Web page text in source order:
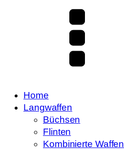
Home
Langwaffen
Büchsen
Flinten
Kombinierte Waffen